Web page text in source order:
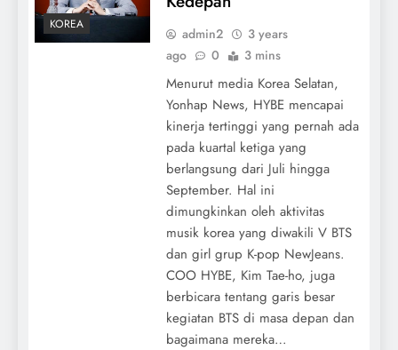
KOREA
admin2
3 years
ago
0 3 mins
Menurut media Korea Selatan,
Yonhap News, HYBE mencapai
kinerja tertinggi yang pernah ada
pada kuartal ketiga yang
berlangsung dari Juli hingga
September. Hal ini
dimungkinkan oleh aktivitas
musik korea yang diwakili V BTS
dan girl grup K-pop NewJeans.
COO HYBE, Kim Tae-ho, juga
berbicara tentang garis besar
kegiatan BTS di masa depan dan
bagaimana mereka…